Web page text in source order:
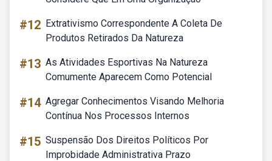
#12 Extrativismo Correspondente A Coleta De
Produtos Retirados Da Natureza
#13 As Atividades Esportivas Na Natureza
Comumente Aparecem Como Potencial
#14 Agregar Conhecimentos Visando Melhoria
Contínua Nos Processos Internos
#15 Suspensão Dos Direitos Políticos Por
Improbidade Administrativa Prazo